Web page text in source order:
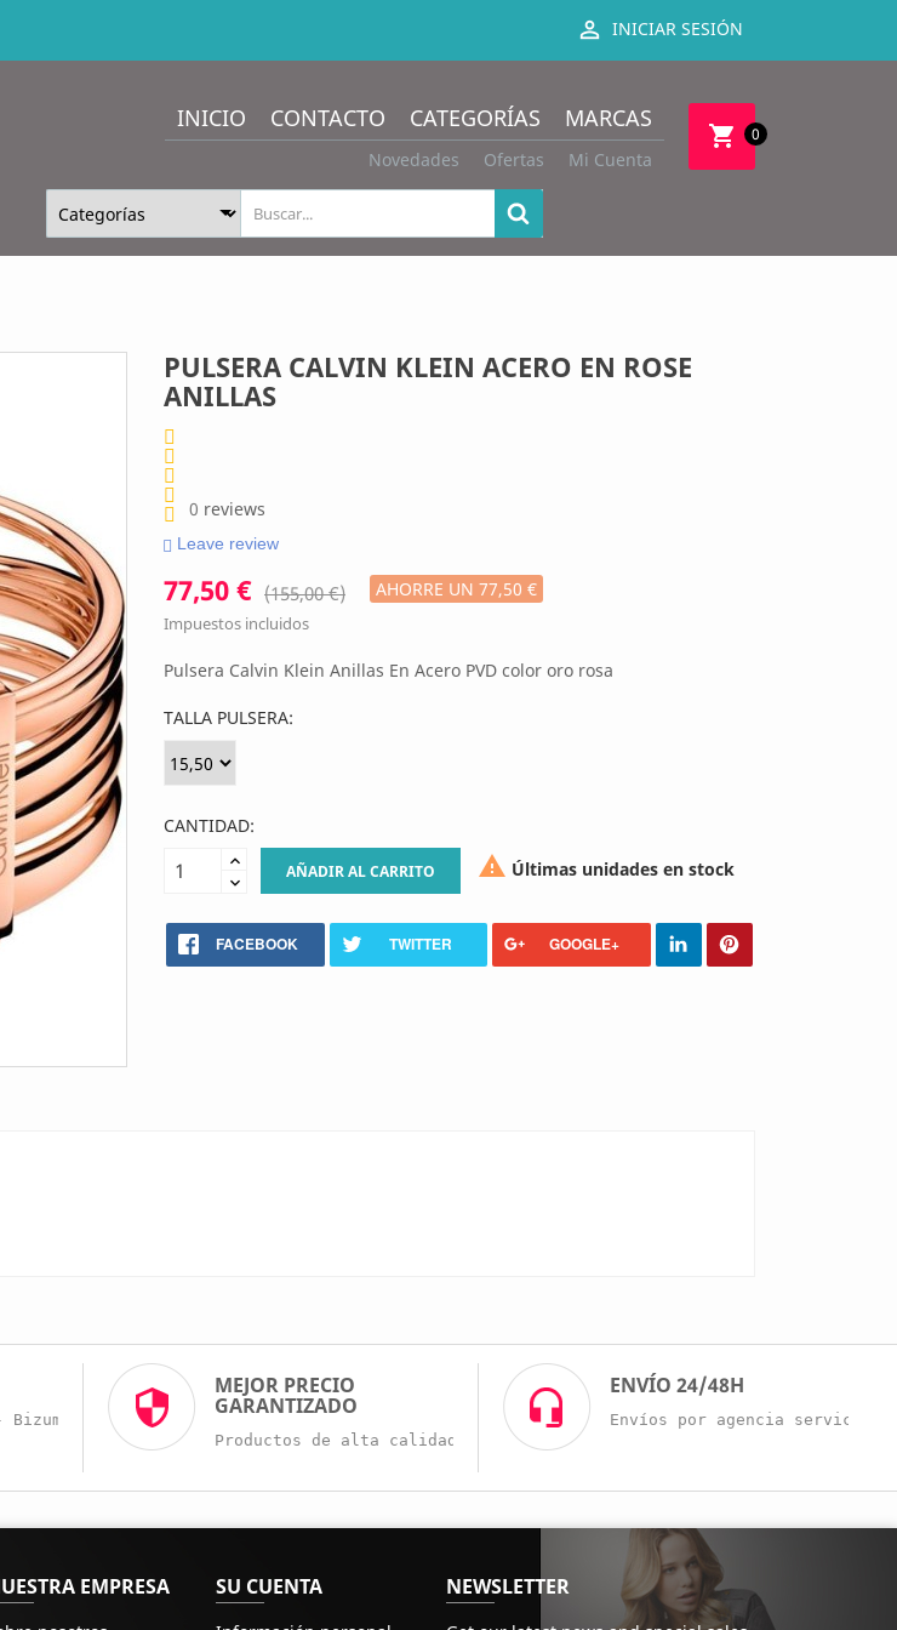
 INICIAR SESIÓN
shopping_cart 0
INICIO CONTACTO CATEGORÍAS MARCAS
Novedades Ofertas Mi Cuenta
PULSERA CALVIN KLEIN ACERO EN ROSE
ANILLAS
0 reviews
Leave review
77,50 € (155,00 €) AHORRE UN 77,50 €
Impuestos incluidos
Pulsera Calvin Klein Anillas En Acero PVD color oro rosa
TALLA PULSERA:
CANTIDAD:
AÑADIR AL CARRITO  Últimas unidades en stock
FACEBOOK TWITTER GOOGLE+
- Trans. Bancaria
MEJOR PRECIO
GARANTIZADO
Productos de alta calidad a buenos precios.
ENVÍO 24/48H
Envíos por agencia servicio
EMPRESA SU CUENTA NEWSLETTER